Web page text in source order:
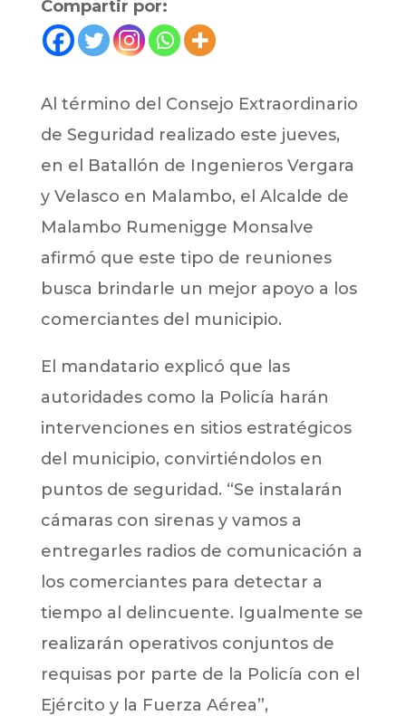
Compartir por:
Al término del Consejo Extraordinario
de Seguridad realizado este jueves,
en el Batallón de Ingenieros Vergara
y Velasco en Malambo, el Alcalde de
Malambo Rumenigge Monsalve
afirmó que este tipo de reuniones
busca brindarle un mejor apoyo a los
comerciantes del municipio.
El mandatario explicó que las
autoridades como la Policía harán
intervenciones en sitios estratégicos
del municipio, convirtiéndolos en
puntos de seguridad. “Se instalarán
cámaras con sirenas y vamos a
entregarles radios de comunicación a
los comerciantes para detectar a
tiempo al delincuente. Igualmente se
realizarán operativos conjuntos de
requisas por parte de la Policía con el
Ejército y la Fuerza Aérea”,